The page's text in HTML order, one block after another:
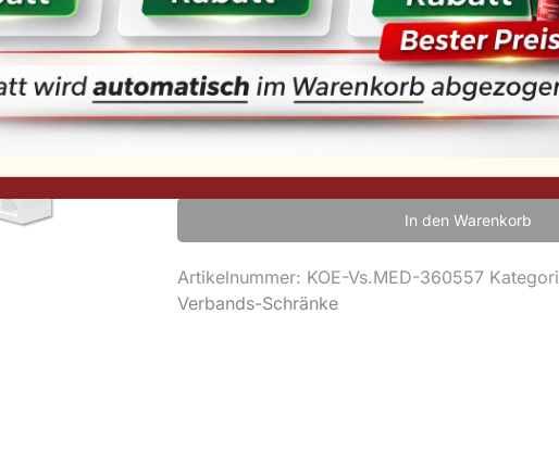
248,90€
inkl. MwSt. inkl.Versandkosten
In den Warenkorb
Artikelnummer: KOE-Vs.MED-360557
Verbands-Schränke